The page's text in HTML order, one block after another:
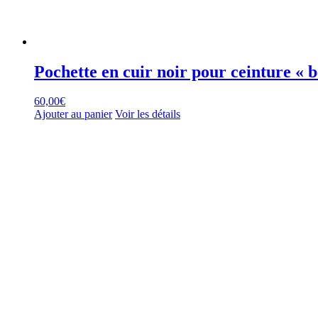
Pochette en cuir noir pour ceinture «
60,00€
Ajouter au panier Voir les détails